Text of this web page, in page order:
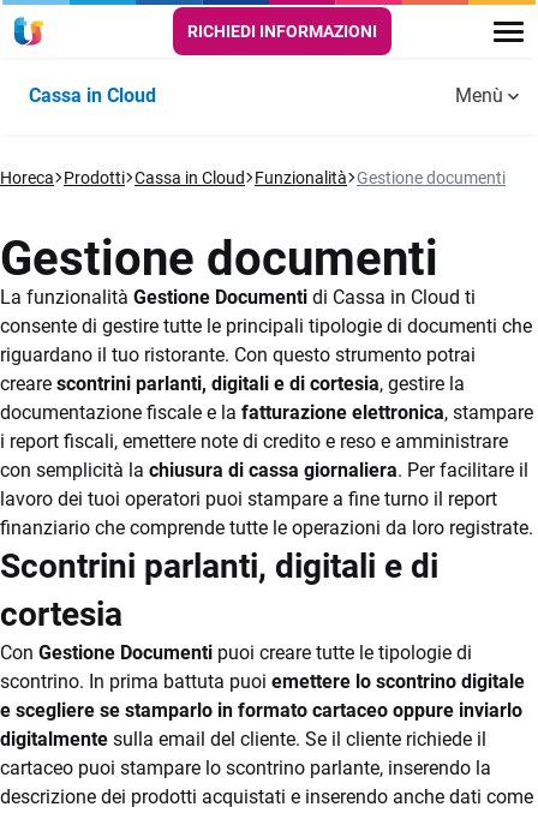
CRM
Ecommerce
Email Marketing
RICHIEDI INFORMAZIONI
Cassa in Cloud
Funzionalità
PUNTO
Scontrino
elettronico
Automazione
scontrino
Anagrafiche
aziende e
clienti
Operatori e
turni
Listini e menu
Gestione
conto
Fatturazione
elettronica
SALA E
Comande digitali
Menù digitali
Self order e
Kiosk
Kitchen monitor
per la cucina
Prenotazione
tavoli
DELIVERY E
Self order
app
asporto e
consegne a
domicilio
Automazione
corrispettivi
per dark
kitchen
Video
Risorse utili
Aggiornamenti
Guide e
FAQ
Prezzi
Prova Gratis
Menù
Horeca Prodotti Cassa in Cloud Funzionalità Gestione documenti
Gestione documenti
La funzionalità Gestione Documenti di Cassa in Cloud ti
consente di gestire tutte le principali tipologie di documenti che
riguardano il tuo ristorante. Con questo strumento potrai
creare scontrini parlanti, digitali e di cortesia, gestire la
documentazione fiscale e la fatturazione elettronica, stampare
i report fiscali, emettere note di credito e reso e amministrare
con semplicità la chiusura di cassa giornaliera. Per facilitare il
lavoro dei tuoi operatori puoi stampare a fine turno il report
finanziario che comprende tutte le operazioni da loro registrate.
Scontrini parlanti, digitali e di
cortesia
Con Gestione Documenti puoi creare tutte le tipologie di
scontrino. In prima battuta puoi emettere lo scontrino digitale
e scegliere se stamparlo in formato cartaceo oppure inviarlo
digitalmente sulla email del cliente. Se il cliente richiede il
cartaceo puoi stampare lo scontrino parlante, inserendo la
descrizione dei prodotti acquistati e inserendo anche dati come